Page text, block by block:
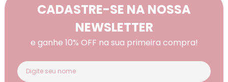
CADASTRE-SE NA NOSSA
NEWSLETTER
e ganhe 10% OFF na sua primeira compra!